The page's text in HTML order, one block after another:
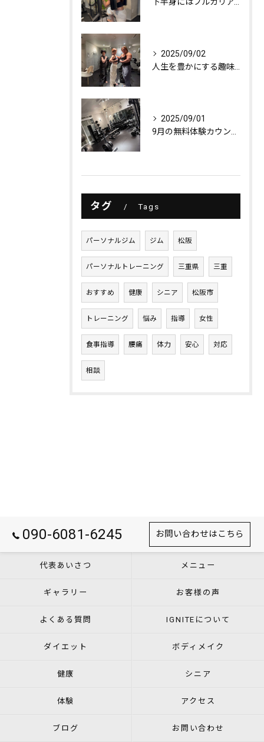
2025/09/02
2025/09/01
タグ Tags
パーソナルジム ジム 松阪
パーソナルトレーニング 三重県 三重
おすすめ 健康 シニア 松阪市
トレーニング 悩み 指導 女性
食事指導 腰痛 体力 安心 対応
相談
090-6081-6245 お問い合わせはこちら
代表あいさつ メニュー
ギャラリー お客様の声
よくある質問 IGNITEについて
ダイエット ボディメイク
健康 シニア
体験 アクセス
ブログ お問い合わせ